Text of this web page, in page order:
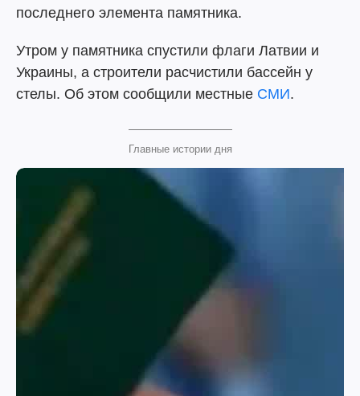
последнего элемента памятника.
Утром у памятника спустили флаги Латвии и
Украины, а строители расчистили бассейн у
стелы. Об этом сообщили местные СМИ.
Главные истории дня